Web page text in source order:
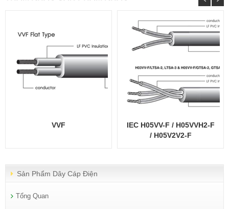
VVF
IEC H05VV-F / H05VVH2-F
/ H05V2V2-F
Sản Phẩm Dây Cáp Điện
Tổng Quan